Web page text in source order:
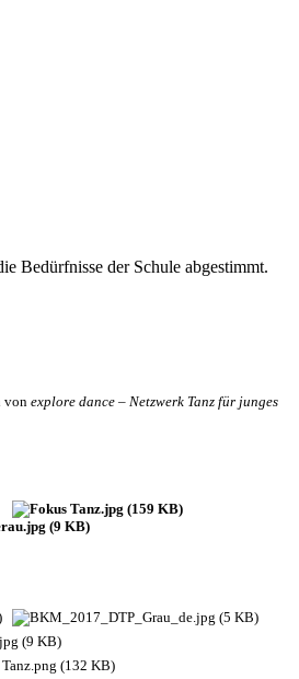
Bedürfnisse der Schule abgestimmt.
von explore dance – Netzwerk Tanz für junges